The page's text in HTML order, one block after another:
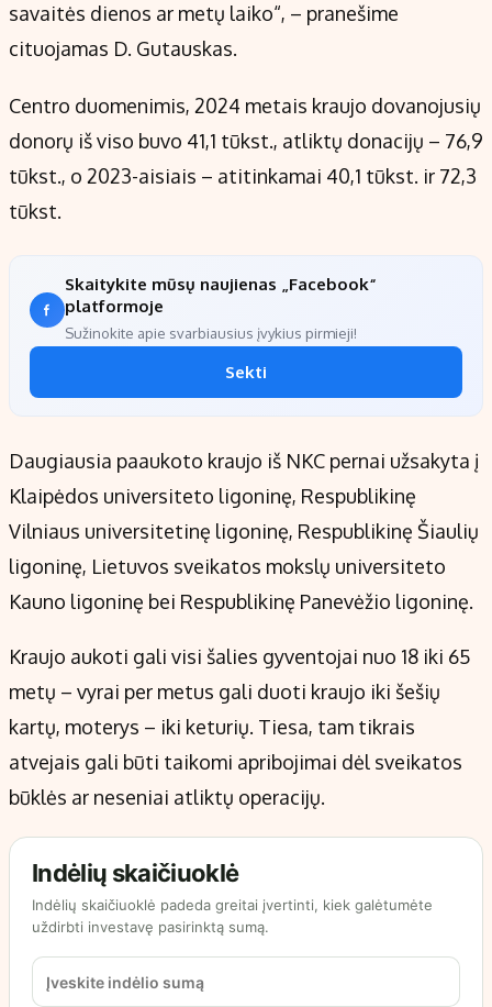
savaitės dienos ar metų laiko“, – pranešime
cituojamas D. Gutauskas.
Centro duomenimis, 2024 metais kraujo dovanojusių
donorų iš viso buvo 41,1 tūkst., atliktų donacijų – 76,9
tūkst., o 2023-aisiais – atitinkamai 40,1 tūkst. ir 72,3
tūkst.
Skaitykite mūsų naujienas „Facebook“
platformoje
Sužinokite apie svarbiausius įvykius pirmieji!
Sekti
Daugiausia paaukoto kraujo iš NKC pernai užsakyta į
Klaipėdos universiteto ligoninę, Respublikinę
Vilniaus universitetinę ligoninę, Respublikinę Šiaulių
ligoninę, Lietuvos sveikatos mokslų universiteto
Kauno ligoninę bei Respublikinę Panevėžio ligoninę.
Kraujo aukoti gali visi šalies gyventojai nuo 18 iki 65
metų – vyrai per metus gali duoti kraujo iki šešių
kartų, moterys – iki keturių. Tiesa, tam tikrais
atvejais gali būti taikomi apribojimai dėl sveikatos
būklės ar neseniai atliktų operacijų.